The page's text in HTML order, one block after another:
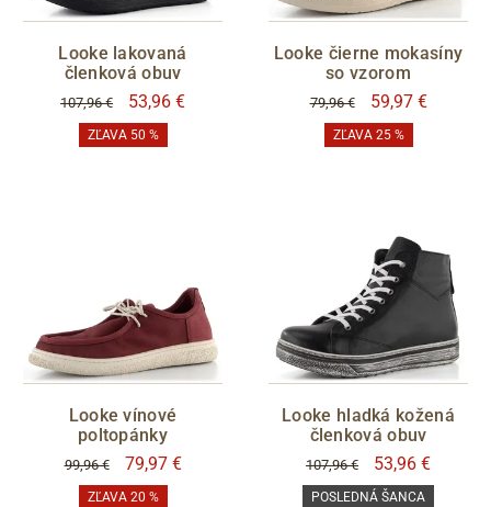
Looke lakovaná
členková obuv
107,96 € 53,96 €
ZĽAVA 50 %
Looke čierne mokasíny
so vzorom
79,96 € 59,97 €
ZĽAVA 25 %
Looke vínové
poltopánky
99,96 € 79,97 €
ZĽAVA 20 %
Looke hladká kožená
členková obuv
107,96 € 53,96 €
POSLEDNÁ ŠANCA